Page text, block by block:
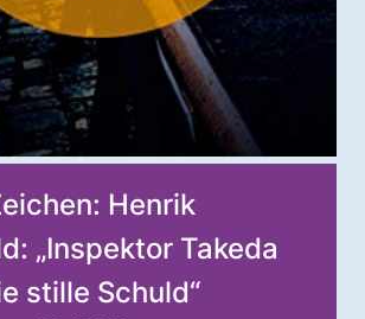
Henrik
„Inspektor Takeda
stille Schuld“